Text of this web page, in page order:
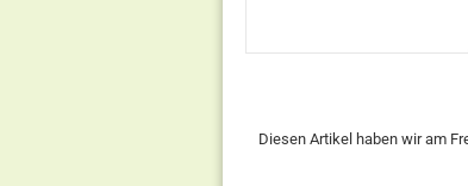
Diesen Artikel haben wir am